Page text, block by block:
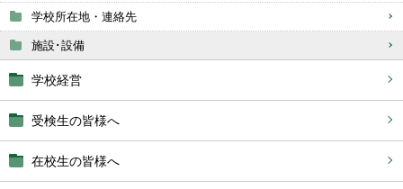
学校所在地・連絡先
施設･設備
学校経営
受検生の皆様へ
在校生の皆様へ